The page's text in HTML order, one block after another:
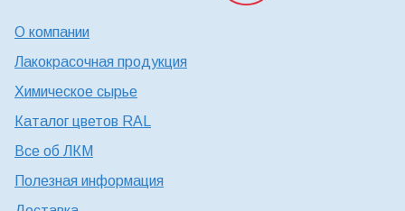
О компании
Лакокрасочная продукция
Химическое сырье
Каталог цветов RAL
Все об ЛКМ
Полезная информация